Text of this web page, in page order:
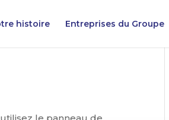
histoire Entreprises du Groupe